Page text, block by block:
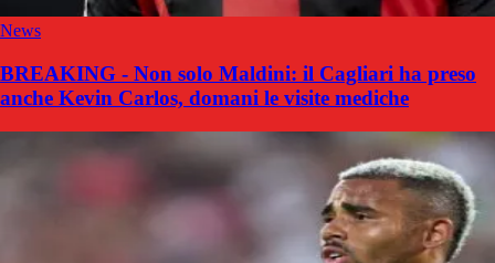
News
BREAKING - Non solo Maldini: il Cagliari ha preso
anche Kevin Carlos, domani le visite mediche